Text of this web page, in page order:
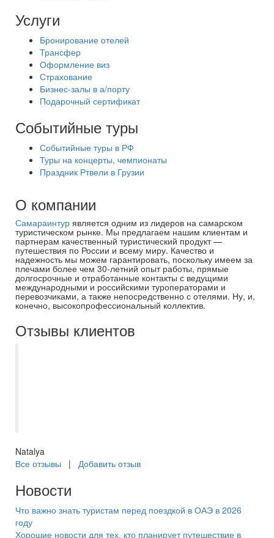
Услуги
Бронирование отелей
Трансфер
Оформление виз
Страхование
Бизнес-залы в а/порту
Подарочный сертификат
Событийные туры
Событийные туры в РФ
Туры на концерты, чемпионаты
Праздник Ртвели в Грузии
О компании
Самараинтур является одним из лидеров на самарском
туристическом рынке. Мы предлагаем нашим клиентам и
партнерам качественный туристический продукт —
путешествия по России и всему миру. Качество и
надежность мы можем гарантировать, поскольку имеем за
плечами более чем 30-летний опыт работы, прямые
долгосрочные и отработанные контакты с ведущими
международными и российскими туроператорами и
перевозчиками, а также непосредственно с отелями. Ну, и,
конечно, высокопрофессиональный коллектив.
Отзывы клиентов
Natalya
Все отзывы | Добавить отзыв
Новости
Что важно знать туристам перед поездкой в ОАЭ в 2026
году
Хорошие новости для тех, кто планирует путешествие в